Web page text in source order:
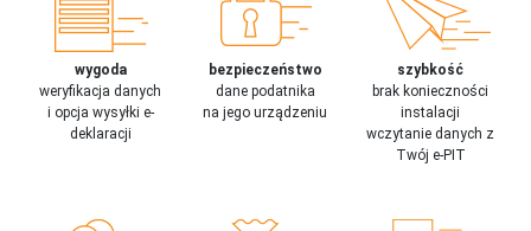
wygoda
weryfikacja danych
i opcja wysyłki e-
deklaracji
bezpieczeństwo
dane podatnika
na jego urządzeniu
szybkość
brak konieczności
instalacji
wczytanie danych z
Twój e-PIT